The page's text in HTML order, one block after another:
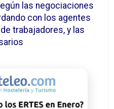
las negociaciones
con los agentes
trabajadores, y las